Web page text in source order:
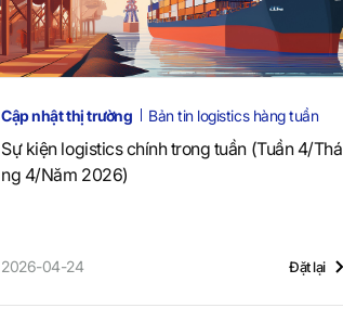
Cập nhật thị trường Bản tin logistics hàng tuần
Sự kiện logistics chính trong tuần (Tuần 4/Thá
ng 4/Năm 2026)
2026-04-24 Đặt lại